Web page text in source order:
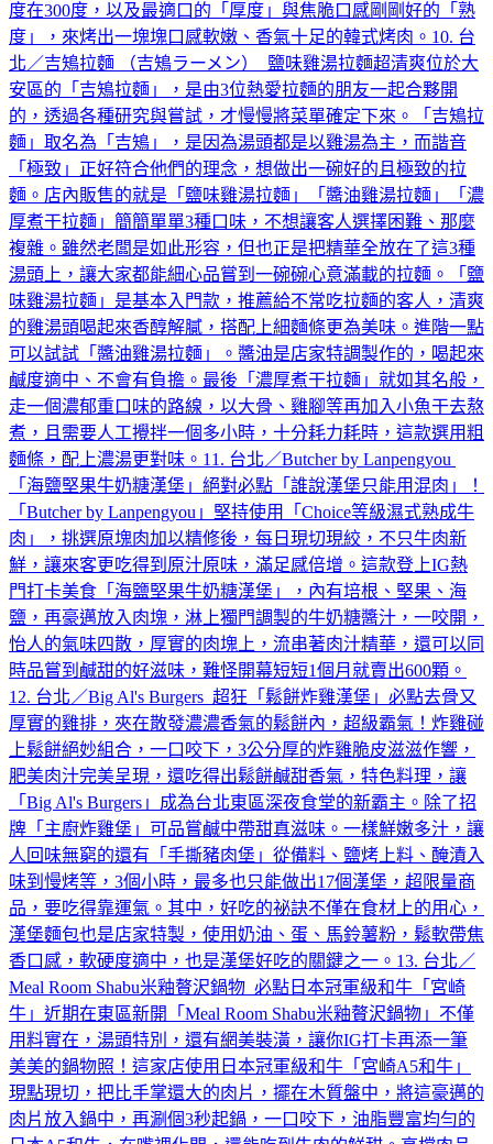
度在300度，以及最適口的「厚度」與焦脆口感剛剛好的「熟
度」，來烤出一塊塊口感軟嫩、香氣十足的韓式烤肉。10. 台
北／吉鴙拉麵 （吉鴙ラーメン） 鹽味雞湯拉麵超清爽位於大
安區的「吉鴙拉麵」，是由3位熱愛拉麵的朋友一起合夥開
的，透過各種研究與嘗試，才慢慢將菜單確定下來。「吉鴙拉
麵」取名為「吉鴙」，是因為湯頭都是以雞湯為主，而諧音
「極致」正好符合他們的理念，想做出一碗好的且極致的拉
麵。店內販售的就是「鹽味雞湯拉麵」「醬油雞湯拉麵」「濃
厚煮干拉麵」簡簡單單3種口味，不想讓客人選擇困難、那麼
複雜。雖然老闆是如此形容，但也正是把精華全放在了這3種
湯頭上，讓大家都能細心品嘗到一碗碗心意滿載的拉麵。「鹽
味雞湯拉麵」是基本入門款，推薦給不常吃拉麵的客人，清爽
的雞湯頭喝起來香醇解膩，搭配上細麵條更為美味。進階一點
可以試試「醬油雞湯拉麵」。醬油是店家特調製作的，喝起來
鹹度適中、不會有負擔。最後「濃厚煮干拉麵」就如其名般，
走一個濃郁重口味的路線，以大骨、雞腳等再加入小魚干去熬
煮，且需要人工攪拌一個多小時，十分耗力耗時，這款選用粗
麵條，配上濃湯更對味。11. 台北／Butcher by Lanpengyou
「海鹽堅果牛奶糖漢堡」絕對必點「誰說漢堡只能用混肉」！
「Butcher by Lanpengyou」堅持使用「Choice等級濕式熟成牛
肉」，挑選原塊肉加以精修後，每日現切現絞，不只牛肉新
鮮，讓來客更吃得到原汁原味，滿足感倍增。這款登上IG熱
門打卡美食「海鹽堅果牛奶糖漢堡」，內有培根、堅果、海
鹽，再豪邁放入肉塊，淋上獨門調製的牛奶糖醬汁，一咬開，
怡人的氣味四散，厚實的肉塊上，流串著肉汁精華，還可以同
時品嘗到鹹甜的好滋味，難怪開幕短短1個月就賣出600顆。
12. 台北／Big Al's Burgers 超狂「鬆餅炸雞漢堡」必點去骨又
厚實的雞排，夾在散發濃濃香氣的鬆餅內，超級霸氣！炸雞碰
上鬆餅絕妙組合，一口咬下，3公分厚的炸雞脆皮滋滋作響，
肥美肉汁完美呈現，還吃得出鬆餅鹹甜香氣，特色料理，讓
「Big Al's Burgers」成為台北東區深夜食堂的新霸主。除了招
牌「主廚炸雞堡」可品嘗鹹中帶甜真滋味。一樣鮮嫩多汁，讓
人回味無窮的還有「手撕豬肉堡」從備料、鹽烤上料、醃漬入
味到慢烤等，3個小時，最多也只能做出17個漢堡，超限量商
品，要吃得靠運氣。其中，好吃的祕訣不僅在食材上的用心，
漢堡麵包也是店家特製，使用奶油、蛋、馬鈴薯粉，鬆軟帶焦
香口感，軟硬度適中，也是漢堡好吃的關鍵之一。13. 台北／
Meal Room Shabu米釉贅沢鍋物 必點日本冠軍級和牛「宮崎
牛」近期在東區新開「Meal Room Shabu米釉贅沢鍋物」不僅
用料實在，湯頭特別，還有網美裝潢，讓你IG打卡再添一筆
美美的鍋物照！這家店使用日本冠軍級和牛「宮崎A5和牛」
現點現切，把比手掌還大的肉片，擺在木質盤中，將這豪邁的
肉片放入鍋中，再涮個3秒起鍋，一口咬下，油脂豐富均勻的